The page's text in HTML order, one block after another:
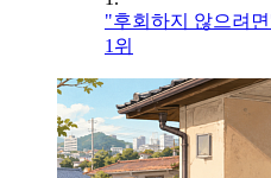
"후회하지 않으려
1위